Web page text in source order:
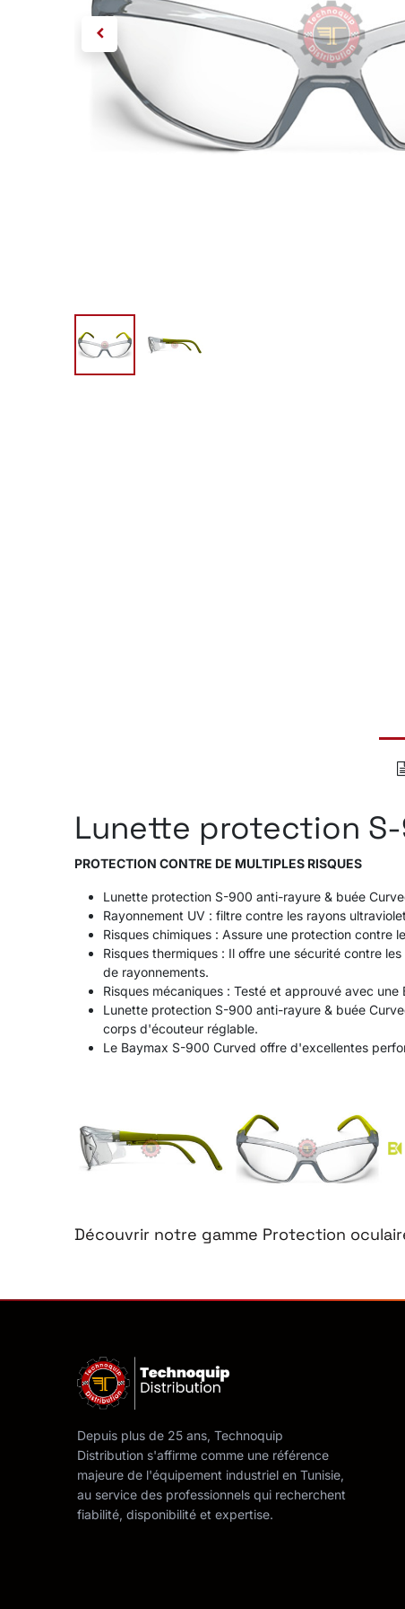
Lunette protection
PROTECTION CONTRE DE MULTIPLES RISQUES
Lunette protection S-900 anti-rayure & buée
Rayonnement UV : filtre contre les rayons
Risques chimiques : Assure une protection contre
Risques thermiques : Il offre une sécurité contre
de rayonnements.
Risques mécaniques : Testé et approuvé avec
Lunette protection S-900 anti-rayure & buée
corps d'écouteur réglable.
Le Baymax S-900 Curved offre d'excellentes
Découvrir notre gamme Protection
Depuis plus de 25 ans, Technoquip
Distribution s'affirme comme une référence
majeure de l'équipement industriel en Tunisie,
au service des professionnels qui recherchent
fiabilité, disponibilité et expertise.